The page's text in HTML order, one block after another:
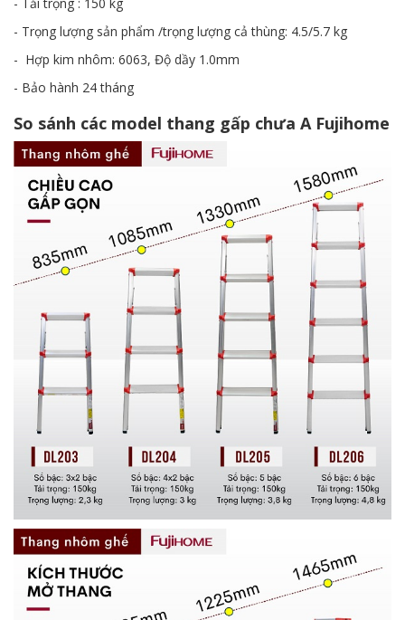
- Trọng lượng sản phẩm /trọng lượng cả thùng: 4.5/5.7 kg
- Hợp kim nhôm: 6063, Độ dầy 1.0mm
- Bảo hành 24 tháng
So sánh các model thang gấp chưa A Fujihome